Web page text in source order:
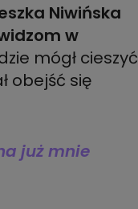
Niwińska
w
mógł cieszyć
obejść się
już mnie